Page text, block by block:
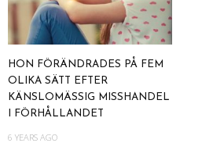
HON FÖRÄNDRADES PÅ FEM
OLIKA SÄTT EFTER
KÄNSLOMÄSSIG MISSHANDEL
I FÖRHÅLLANDET
6 YEARS AGO